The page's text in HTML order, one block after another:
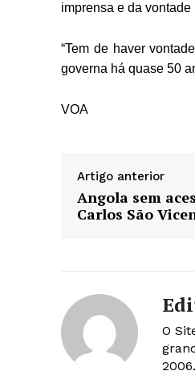
imprensa e da
“Tem de haver
governa há quase 50
VOA
Artigo anterior
Angola sem
Carlos São
O
2006.